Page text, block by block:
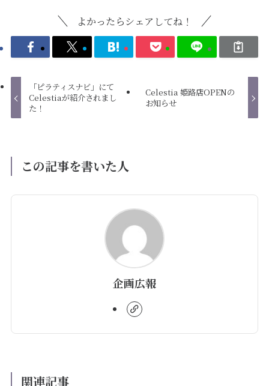
よかったらシェアしてね！
「ピラティスナビ」にて
Celestiaが紹介されまし
た！
Celestia 姫路店OPENの
お知らせ
この記事を書いた人
企画広報
関連記事